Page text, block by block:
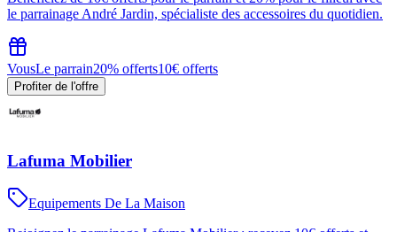
le parrainage André Jardin, spécialiste des accessoires du quotidien.
VousLe parrain20% offerts10€ offerts
Profiter de l'offre
Lafuma Mobilier
Equipements De La Maison